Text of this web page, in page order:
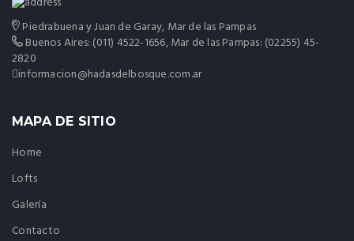
Piedrabuena y Juan de Garay, Mar de las Pampas
Buenos Aires: (011) 4522-1656, Mar de las Pampas: (02255) 45-
2820
informacion@hadasdelbosque.com.ar
MAPA DE SITIO
Home
Lofts
Galería
Contacto